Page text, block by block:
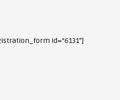
[user_registration_form id=”6131″]